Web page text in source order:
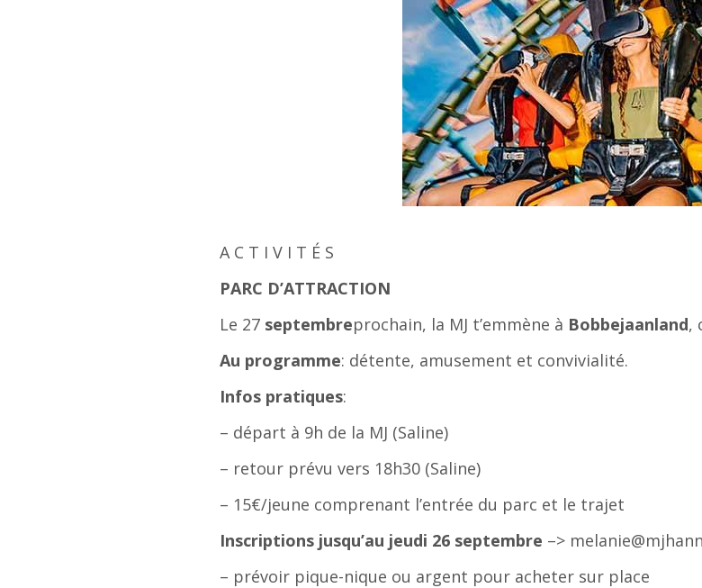
A C T I V I T É S
PARC D’ATTRACTION
Le 27 septembreprochain, la MJ t’emmène à Bobbejaanland,
Au programme: détente, amusement et convivialité.
Infos pratiques:
– départ à 9h de la MJ (Saline)
– retour prévu vers 18h30 (Saline)
– 15€/jeune comprenant l’entrée du parc et le trajet
Inscriptions jusqu’au jeudi 26 septembre –>
– prévoir pique-nique ou argent pour acheter sur place